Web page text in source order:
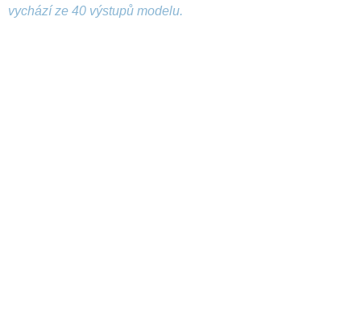
vychází ze 40 výstupů modelu.